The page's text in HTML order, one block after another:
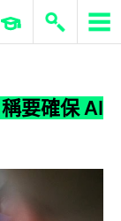
ERP 與商業 AI
要確保 AI